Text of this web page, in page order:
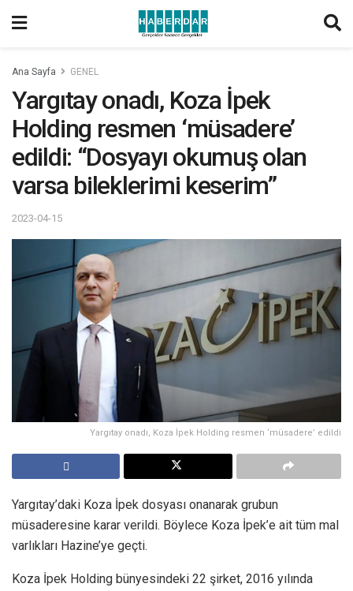
Ana Sayfa GENEL
Yargıtay onadı, Koza İpek
Holding resmen ‘müsadere’
edildi: “Dosyayı okumuş olan
varsa bileklerimi keserim”
2023-04-15
Yargıtay onadı, Koza İpek Holding resmen ‘müsadere’ edildi
Yargıtay’daki Koza İpek dosyası onanarak grubun
müsaderesine karar verildi. Böylece Koza İpek’e ait tüm mal
varlıkları Hazine’ye geçti.
Koza İpek Holding bünyesindeki 22 şirket, 2016 yılında